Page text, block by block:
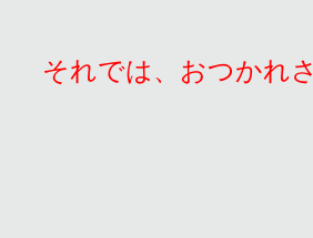
それでは、おつかれ